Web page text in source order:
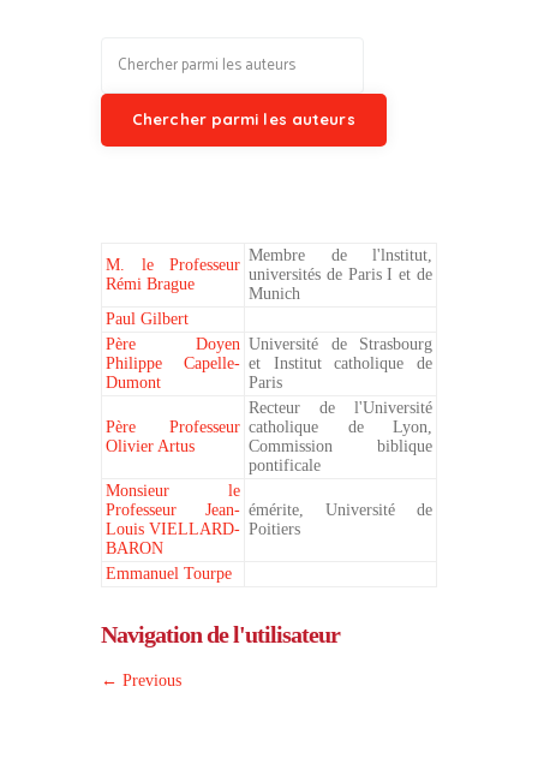
M. le Professeur
Rémi Brague
Membre de l'lnstitut,
universités de Paris I et de
Munich
Paul Gilbert
Père Doyen
Philippe Capelle-
Dumont
Université de Strasbourg
et Institut catholique de
Paris
Père Professeur
Olivier Artus
Recteur de l'Université
catholique de Lyon,
Commission biblique
pontificale
Monsieur le
Professeur Jean-
Louis VIELLARD-
BARON
émérite, Université de
Poitiers
Emmanuel Tourpe
Navigation de l'utilisateur
← Previous